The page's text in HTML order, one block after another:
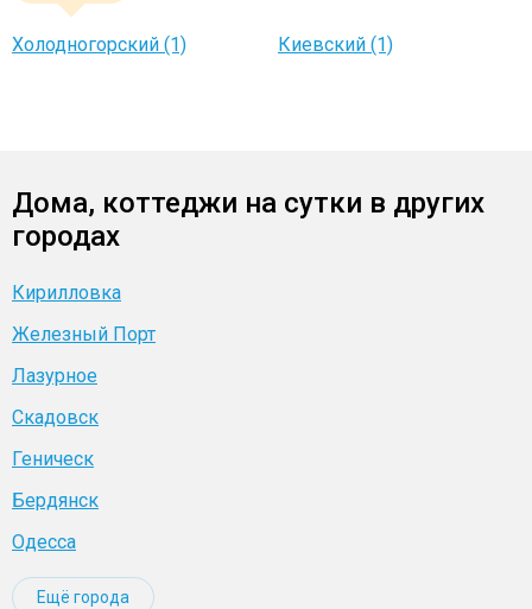
Холодногорский (1) Киевский (1)
Дома, коттеджи на сутки в других
городах
Кирилловка
Железный Порт
Лазурное
Скадовск
Геническ
Бердянск
Одесса
Ещё города